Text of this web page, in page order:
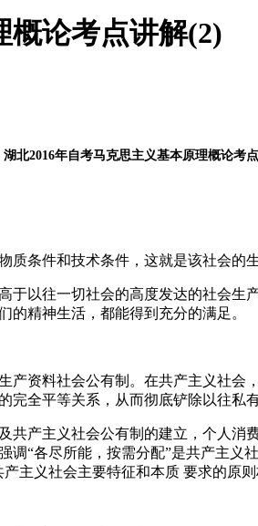
概论考点讲解(2)
湖北2016年自考马克思主义基本原理概论考
条件和技术条件，这就是该社会的生
以往一切社会的高度发达的社会
精神生活，都能得到充分的满足。
资料社会公有制。在共产主义社会
全平等关系，从而彻底铲除以往私
产主义社会公有制的建立，个人
“各尽所能，按需分配”是共产主
主义社会主要特征和本质 要求的原则